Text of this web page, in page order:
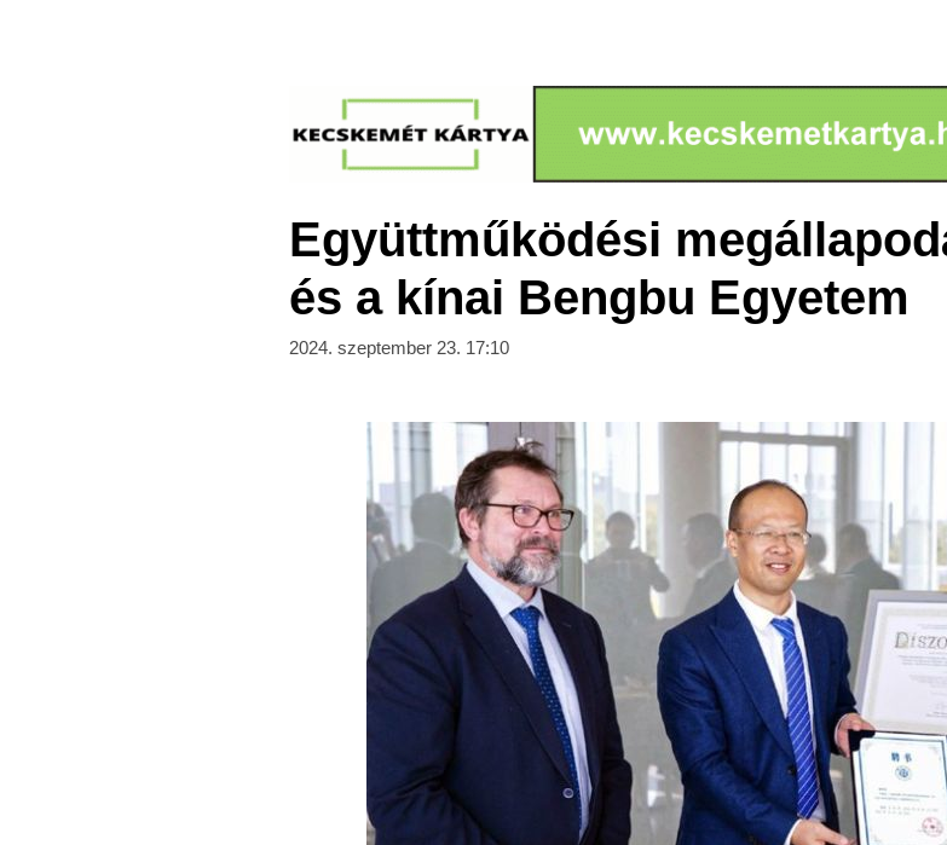
Együttműködési
és a kínai Bengbu Egyetem
2024. szeptember 23. 17:10